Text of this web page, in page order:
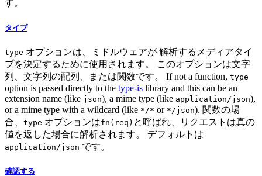
す。
タイプ
type オプションは、ミドルウェアが 解析するメディアタイ
プを決定するために使用されます。 このオプションは文字
列、文字列の配列、または関数です。 If not a function, type
option is passed directly to the type-is library and this can be an
extension name (like json), a mime type (like application/json),
or a mime type with a wildcard (like */* or */json). 関数の場
合、 type オプションはfn(req) と呼ばれ、リクエストは真の
値を返した場合に解析されます。 デフォルトは
application/json です。
確認する